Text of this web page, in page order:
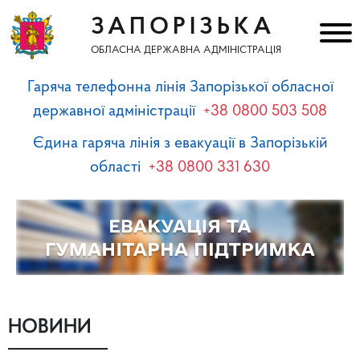
ЗАПОРІЗЬКА
ОБЛАСНА ДЕРЖАВНА АДМІНІСТРАЦІЯ
Гаряча телефонна лінія Запорізької обласної
державної адміністрації +38 0800 503 508
Єдина гаряча лінія з евакуації в Запорізькій
області +38 0800 331 630
НОВИНИ